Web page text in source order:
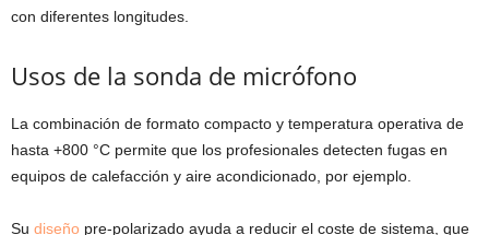
con diferentes longitudes.
Usos de la sonda de micrófono
La combinación de formato compacto y temperatura operativa de
hasta +800 °C permite que los profesionales detecten fugas en
equipos de calefacción y aire acondicionado, por ejemplo.
Su diseño pre-polarizado ayuda a reducir el coste de sistema, que